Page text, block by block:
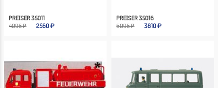
PREISER 35011
4096 ₽
2560
PREISER 35016
6096 ₽
3810